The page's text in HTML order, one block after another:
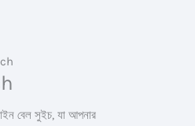
বেল সুইচ, যা আপনার